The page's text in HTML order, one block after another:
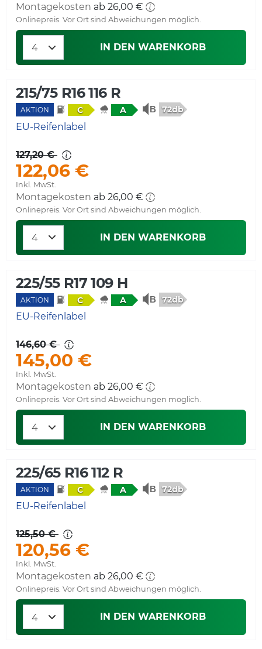
Montagekosten ab 26,00 €
Onlinepreis. Vor Ort sind Abweichungen möglich.
IN DEN WARENKORB
215/75 R16 116 R
AKTION C A 72db
EU-Reifenlabel
127,20 €
122,06 €
Inkl. MwSt.
Montagekosten ab 26,00 €
Onlinepreis. Vor Ort sind Abweichungen möglich.
IN DEN WARENKORB
225/55 R17 109 H
AKTION C A 72db
EU-Reifenlabel
146,60 €
145,00 €
Inkl. MwSt.
Montagekosten ab 26,00 €
Onlinepreis. Vor Ort sind Abweichungen möglich.
IN DEN WARENKORB
225/65 R16 112 R
AKTION C A 72db
EU-Reifenlabel
125,50 €
120,56 €
Inkl. MwSt.
Montagekosten ab 26,00 €
Onlinepreis. Vor Ort sind Abweichungen möglich.
IN DEN WARENKORB